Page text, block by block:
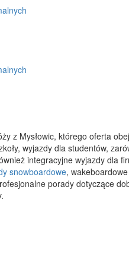
z Mysłowic, którego oferta
wyjazdy dla studentów,
integracyjne wyjazdy dla
snowboardowe,
porady dotyczące